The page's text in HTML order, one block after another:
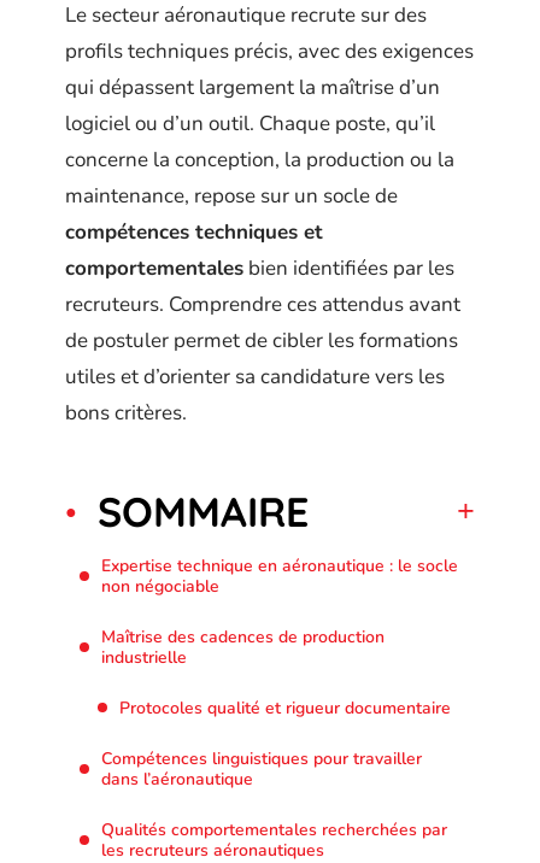
Le secteur aéronautique recrute sur des
profils techniques précis, avec des exigences
qui dépassent largement la maîtrise d’un
logiciel ou d’un outil. Chaque poste, qu’il
concerne la conception, la production ou la
maintenance, repose sur un socle de
compétences techniques et
comportementales bien identifiées par les
recruteurs. Comprendre ces attendus avant
de postuler permet de cibler les formations
utiles et d’orienter sa candidature vers les
bons critères.
SOMMAIRE
Expertise technique en aéronautique : le socle
non négociable
Maîtrise des cadences de production
industrielle
Protocoles qualité et rigueur documentaire
Compétences linguistiques pour travailler
dans l’aéronautique
Qualités comportementales recherchées par
les recruteurs aéronautiques